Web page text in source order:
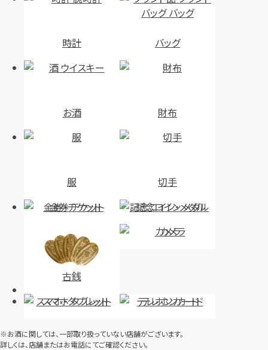
時計 バッグ
お酒 財布
服
切手
金券・チケット
記念コイン・メダル
古銭
カメラ
スマホ・タブレット テレホンカード
※お酒に関しては、一部取り扱っていない店舗がございます。
詳しくは、店舗またはお電話にてご確認ください。